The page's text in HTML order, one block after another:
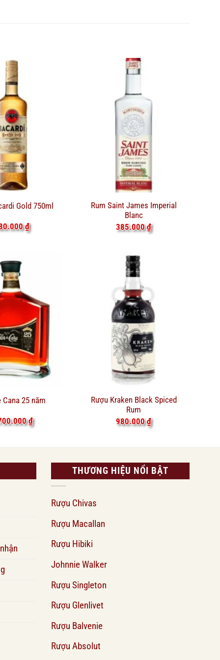
Gold 750ml
₫
Rum Saint James Imperial
Blanc
385.000₫
Cana 25 năm
₫
Rượu Kraken Black Spiced
Rum
980.000₫
THƯƠNG HIỆU NỔI BẬT
Rượu Chivas
Rượu Macallan
Rượu Hibiki
Johnnie Walker
Rượu Singleton
Rượu Glenlivet
Rượu Balvenie
Rượu Absolut